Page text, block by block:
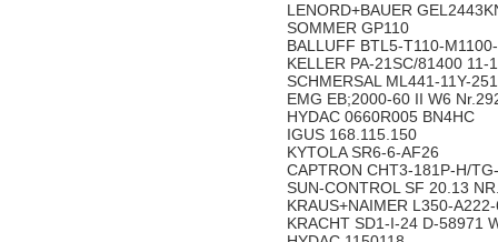
LENORD+BAUER
SOMMER GP110
BALLUFF BTL5-T110-
KELLER PA-21SC/81400 11-
SCHMERSAL ML441-11Y-
EMG EB;2000-60 II W6
HYDAC 0660R005 BN4HC
IGUS 168.115.150
KYTOLA SR6-6-AF26
CAPTRON CHT3-181P-H/
SUN-CONTROL SF 20.13
KRAUS+NAIMER L350-
KRACHT SD1-I-24 D-58971